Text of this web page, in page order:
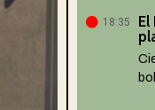
18:35
El